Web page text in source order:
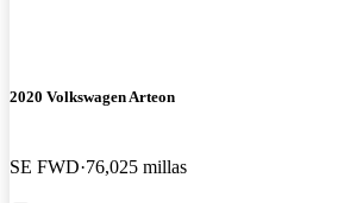
2020 Volkswagen Arteon
SE FWD 76,025 millas